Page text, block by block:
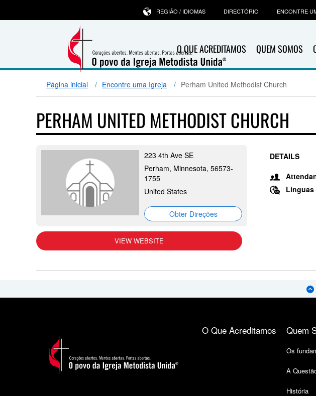
O QUE ACREDITAMOS QUEM SOMOS
REGIÃO / IDIOMAS DIRECTÓRIO ENCONTRE
Página inicial Encontre uma Igreja Perham United Methodist Church
PERHAM UNITED METHODIST CHURCH
223 4th Ave SE
Perham, Minnesota, 56573-
1755
United States
Obter Direções
VIEW WEBSITE
DETAILS
Línguas
O Que Acreditamos Quem
Os
A
História